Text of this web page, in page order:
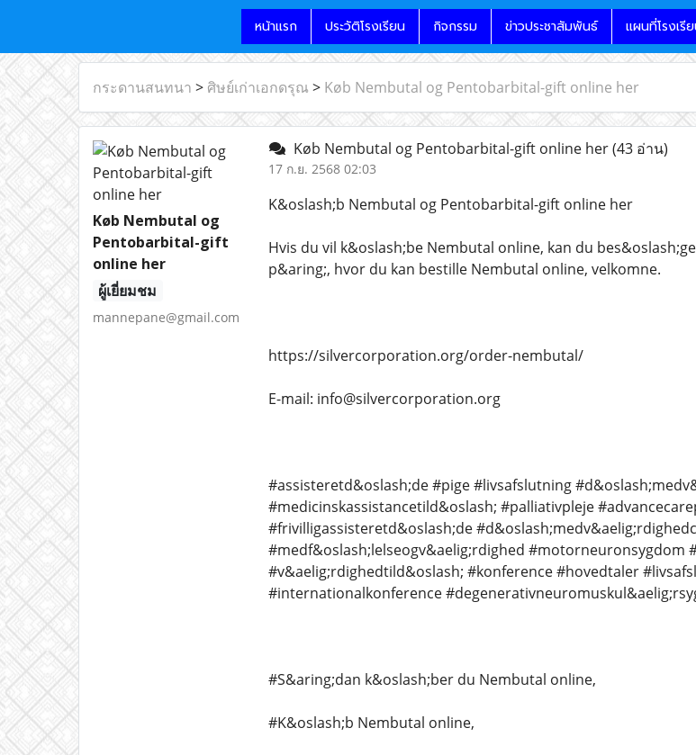
หน้าแรก ประวัติโรงเรียน กิจกรรม ข่าวประชาสัมพันธ์ แผนที่โรงเรี
กระดานสนทนา > ศิษย์เก่าเอกดรุณ > Køb Nembutal og Pentobarbital-gift online her
Køb Nembutal og
Pentobarbital-gift
online her
ผู้เยี่ยมชม
mannepane@gmail.com
Køb Nembutal og Pentobarbital-gift online her(43 อ่าน)
17 ก.ย. 2568 02:03
K&oslash;b Nembutal og Pentobarbital-gift online her
Hvis du vil k&oslash;be Nembutal online, kan du
p&aring;, hvor du kan bestille Nembutal online, velkomne.
https://silvercorporation.org/order-nembutal/
E-mail: info@silvercorporation.org
#assisteretd&oslash;de #pige #livsafslutning
#medicinskassistancetild&oslash; #palliativpleje
#frivilligassisteretd&oslash;de
#medf&oslash;lelseogv&aelig;rdighed #motorneuronsygdom
#v&aelig;rdighedtild&oslash; #konference #hovedtaler
#internationalkonference
#S&aring;dan k&oslash;ber du Nembutal online,
#K&oslash;b Nembutal online,